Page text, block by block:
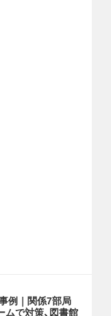
例｜関係7部局
で対策、図書館